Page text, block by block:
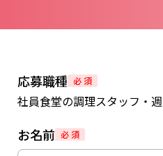
応募職種 必 須
社員食堂の調理スタッフ・
お名前 必 須